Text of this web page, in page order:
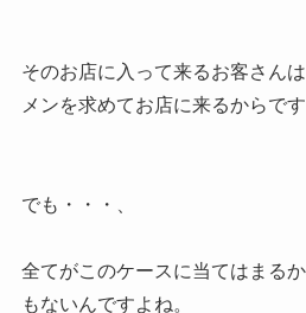
そのお店に入って来るお客さん
メンを求めてお店に来るからです
でも・・・、
全てがこのケースに当てはまる
もないんですよね。